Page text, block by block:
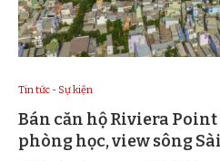
Tin tức - Sự kiện
Bán căn hộ Riviera Point
phòng học, view sông